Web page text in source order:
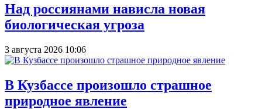
Над россиянами нависла новая
биологическая угроза
3 августа 2026 10:06
В Кузбассе произошло страшное
природное явление